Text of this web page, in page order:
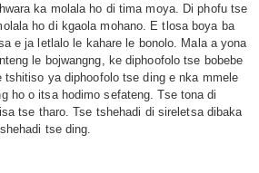
ka molala ho di tima moya. Di phofu tse
ho di kgaola mohano. E tlosa boya ba
e ja letlalo le kahare le bonolo. Mala a yona
le bojwangng, ke diphoofolo tse bobebe
tshitiso ya diphoofolo tse ding e nka mmele
ho o itsa hodimo sefateng. Tse tona di
tse tharo. Tse tshehadi di sireletsa dibaka
tse ding.